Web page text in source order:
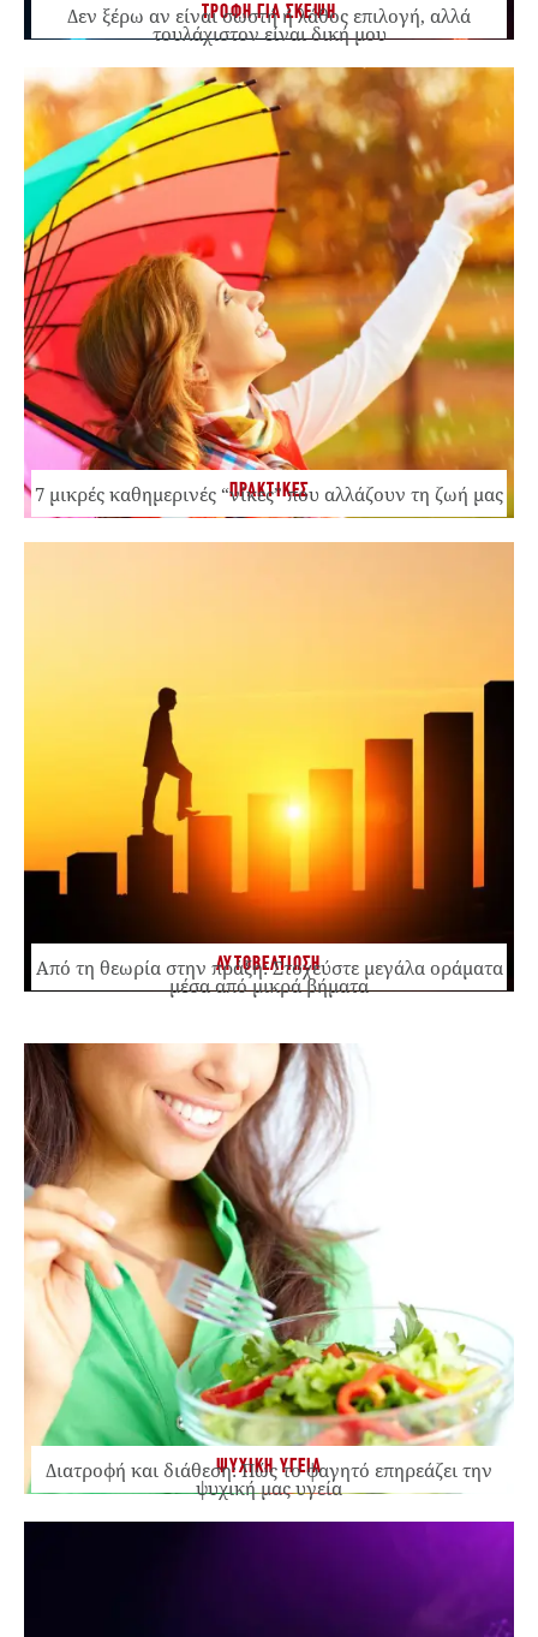
ΤΡΟΦΗ ΓΙΑ ΣΚΕΨΗ
Δεν ξέρω αν είναι σωστή ή λάθος επιλογή, αλλά
τουλάχιστον είναι δική μου
ΠΡΑΚΤΙΚΕΣ
7 μικρές καθημερινές “νίκες” που αλλάζουν τη ζωή μας
ΑΥΤΟΒΕΛΤΙΩΣΗ
Από τη θεωρία στην πράξη: Στοχεύστε μεγάλα οράματα
μέσα από μικρά βήματα
ΨΥΧΙΚΗ ΥΓΕΙΑ
Διατροφή και διάθεση: Πώς το φαγητό επηρεάζει την
ψυχική μας υγεία